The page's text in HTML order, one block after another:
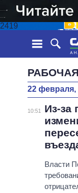
2419
ЛЕНТА
СОБЫТИЯ
СТАТЬИ
МНЕНИЯ
ОБЗОРЫ
ВСЕ
КАБИНЕТ
22 февраля,
10:51
Из-за
Власти